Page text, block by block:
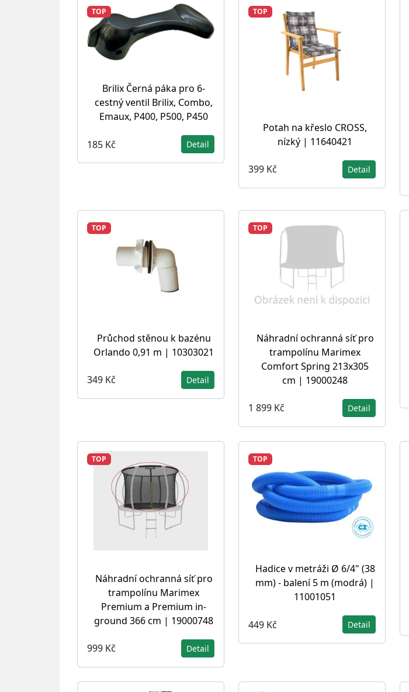
TOP
Brilix Černá páka pro 6-
cestný ventil Brilix, Combo,
Emaux, P400, P500, P450
185 Kč Detail
TOP
Potah na křeslo CROSS,
nízký | 11640421
399 Kč Detail
TOP
Průchod stěnou k bazénu
Orlando 0,91 m | 10303021
349 Kč Detail
TOP
Náhradní ochranná síť pro
trampolínu Marimex
Comfort Spring 213x305
cm | 19000248
1 899 Kč Detail
TOP
Náhradní ochranná síť pro
trampolínu Marimex
Premium a Premium in-
ground 366 cm | 19000748
999 Kč Detail
TOP
Hadice v metráži Ø 6/4" (38
mm) - balení 5 m (modrá) |
11001051
449 Kč Detail